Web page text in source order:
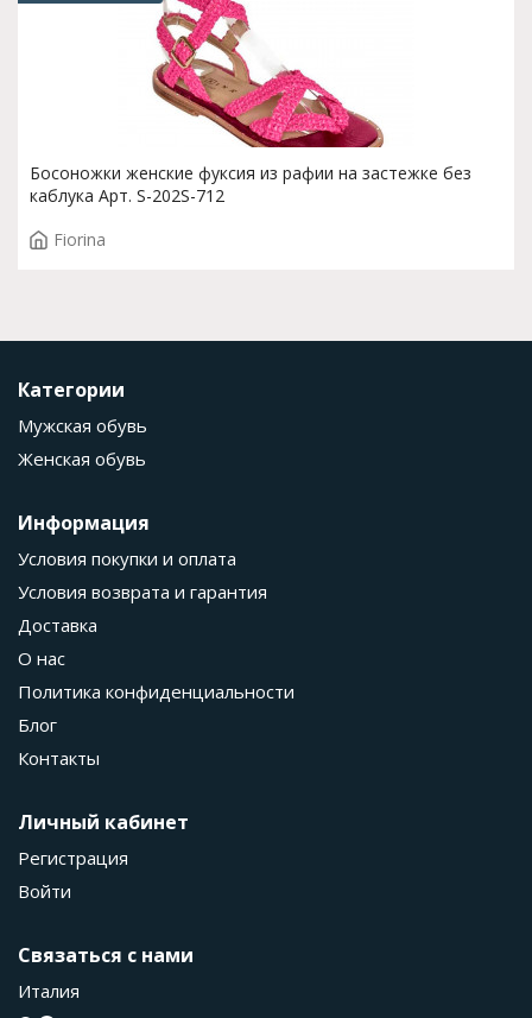
Босоножки женские фуксия из рафии на застежке без
каблука Арт. S-202S-712
Fiorina
Категории
Мужская обувь
Женская обувь
Информация
Условия покупки и оплата
Условия возврата и гарантия
Доставка
О нас
Политика конфиденциальности
Блог
Контакты
Личный кабинет
Регистрация
Войти
Связаться с нами
Италия